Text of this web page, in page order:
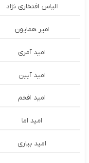
الیاس افتخاری نژاد
امير همايون
امید آمری
امید آیین
امید افخم
امید اما
امید بیاری